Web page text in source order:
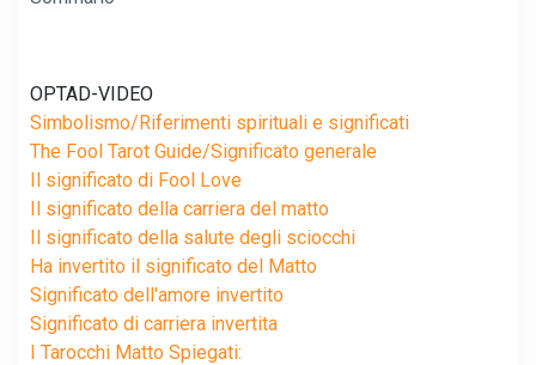
OPTAD-VIDEO
Simbolismo/Riferimenti spirituali e significati
The Fool Tarot Guide/Significato generale
Il significato di Fool Love
Il significato della carriera del matto
Il significato della salute degli sciocchi
Ha invertito il significato del Matto
Significato dell'amore invertito
Significato di carriera invertita
I Tarocchi Matto Spiegati: